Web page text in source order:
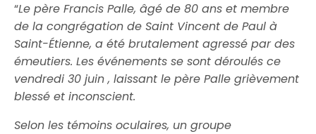
“Le père Francis Palle, âgé de 80 ans et membre
de la congrégation de Saint Vincent de Paul à
Saint-Étienne, a été brutalement agressé par des
émeutiers. Les événements se sont déroulés ce
vendredi 30 juin , laissant le père Palle grièvement
blessé et inconscient.
Selon les témoins oculaires, un groupe